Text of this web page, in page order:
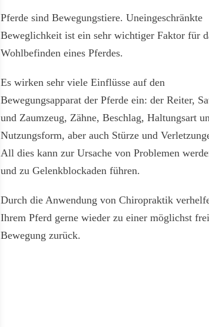
Pferde sind Bewegungstiere. Uneingeschränkte
Beweglichkeit ist ein sehr wichtiger Faktor für
Wohlbefinden eines Pferdes.
Es wirken sehr viele Einflüsse auf den
Bewegungsapparat der Pferde ein: der Reiter,
und Zaumzeug, Zähne, Beschlag, Haltungsart
Nutzungsform, aber auch Stürze und
All dies kann zur Ursache von Problemen
und zu Gelenkblockaden führen.
Durch die Anwendung von Chiropraktik
Ihrem Pferd gerne wieder zu einer möglichst
Bewegung zurück.